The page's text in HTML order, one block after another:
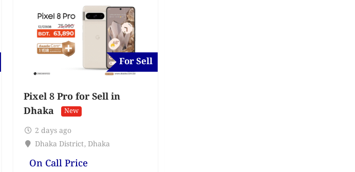
For Sell
Pixel 8 Pro for Sell in
Dhaka
New
2 days ago
Dhaka District, Dhaka
On Call Price